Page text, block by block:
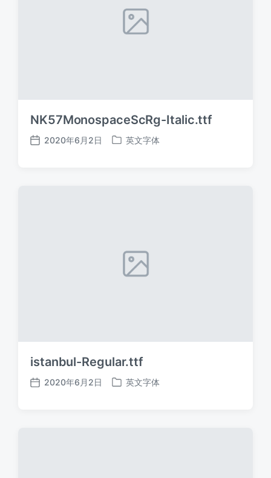
NK57MonospaceScRg-Italic.ttf
发
2020年6月2日
发
英文字体
istanbul-Regular.ttf
发
2020年6月2日
发
英文字体